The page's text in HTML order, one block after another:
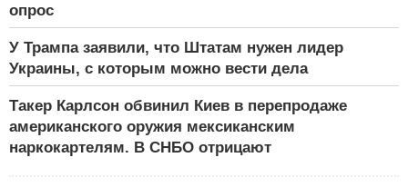
опрос
У Трампа заявили, что Штатам нужен лидер
Украины, с которым можно вести дела
Такер Карлсон обвинил Киев в перепродаже
американского оружия мексиканским
наркокартелям. В СНБО отрицают